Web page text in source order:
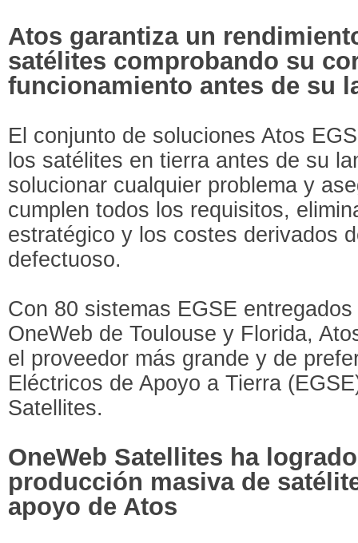
Atos garantiza un
satélites comprobando su
funcionamiento antes de su
El conjunto de soluciones Atos
los satélites en tierra antes de su
solucionar cualquier problema y
cumplen todos los requisitos,
estratégico y los costes derivados
defectuoso.
Con 80 sistemas EGSE
OneWeb de Toulouse y Florida,
el proveedor más grande y de
Eléctricos de Apoyo a Tierra
Satellites.
OneWeb Satellites ha
producción masiva de
apoyo de Atos